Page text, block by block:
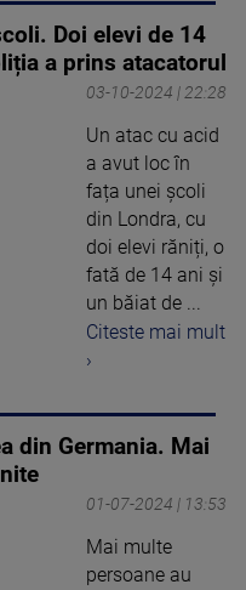
Doi elevi de 14
a prins atacatorul
03-10-2024 | 22:28
Un atac cu acid
a avut loc în
fața unei școli
din Londra, cu
doi elevi răniți, o
fată de 14 ani și
un băiat de ...
Citeste mai mult
›
din Germania. Mai
01-07-2024 | 13:53
Mai multe
persoane au